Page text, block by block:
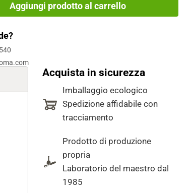
Aggiungi prodotto al carrello
Acquista in sicurezza
Imballaggio ecologico
Spedizione affidabile con
tracciamento
Prodotto di produzione
propria
Laboratorio del maestro dal
1985